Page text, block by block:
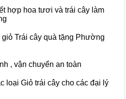
hợp hoa tươi và trái cây làm
Trái cây quà tặng Phường
, vận chuyển an toàn
loại Giỏ trái cây cho các đại lý